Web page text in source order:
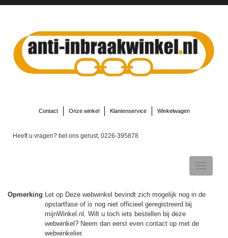
Contact Onze winkel Klantenservice Winkelwagen
Heeft u vragen? bel ons gerust, 0226-395878
Toggle
Opmerking Let op Deze webwinkel bevindt zich mogelijk nog in de
opstartfase of is nog niet officieel geregistreerd bij
mijnWinkel.nl. Wilt u toch iets bestellen bij deze
webwinkel? Neem dan eerst even contact op met de
webwinkelier.